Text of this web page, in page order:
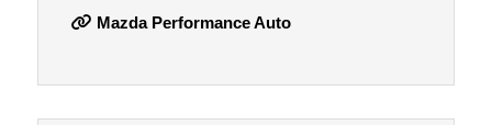
Mazda Performance Auto